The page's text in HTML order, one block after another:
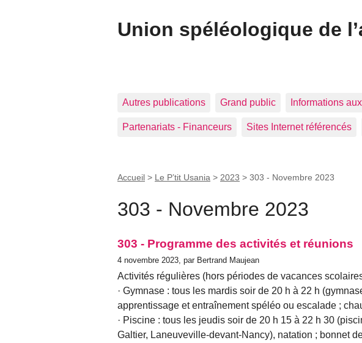
Union spéléologique de
Autres publications Grand public Informations
Partenariats - Financeurs Sites Internet référencés
Accueil > Le P’tit Usania > 2023 > 303 - Novembre 2023
303 - Novembre 2023
303 - Programme des activités et réunions
4 novembre 2023, par Bertrand Maujean
Activités régulières (hors périodes de vacances
· Gymnase : tous les mardis soir de 20 h à 22 h
apprentissage et entraînement spéléo ou escalade ;
· Piscine : tous les jeudis soir de 20 h 15 à 22 h 30
Galtier, Laneuveville-devant-Nancy), natation ; bonnet